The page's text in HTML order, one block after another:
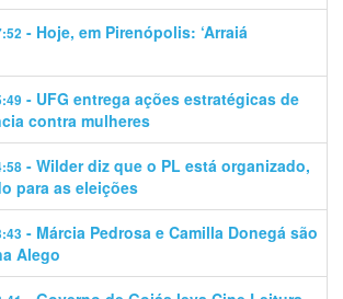
- Hoje, em Pirenópolis: ‘Arraiá
- UFG entrega ações estratégicas de
contra mulheres
- Wilder diz que o PL está organizado,
para as eleições
- Márcia Pedrosa e Camilla Donegá são
Alego